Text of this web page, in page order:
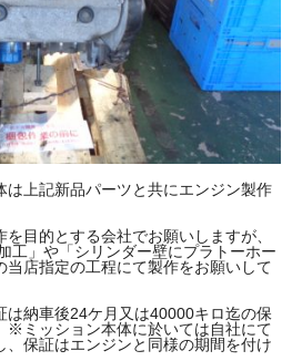
は上記新品パーツと共にエンジン製作
目的とする会社でお願いしますが、
工」や「シリンダー壁にプラトーホー
当店指定の工程にて製作をお願いして
は納車後24ケ月又は40000キロ迄の保
※ミッション本体に於いては自社にて
、保証はエンジンと同様の期間を付け